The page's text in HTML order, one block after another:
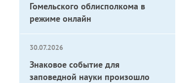
Гомельского облисполкома в
режиме онлайн
30.07.2026
Знаковое событие для
заповедной науки произошло